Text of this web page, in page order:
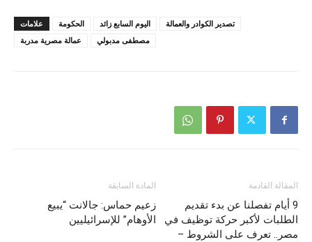
علامات الحكومة اليوم السابع زائد
تصدير الكوادر والعمالة
عمالة مصرية مدربة
مصطفى مدبولي
المادة السابقة
زعيم حماس: جالانت “يبيع
الأوهام” للإسرائيليين
المقالة القادمة
9 أيام تفصلنا عن بدء تقديم
الطلبات لأكبر حركة توظيف في
مصر.. تعرف على الشروط –